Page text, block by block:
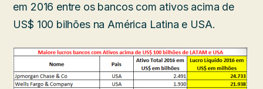
em 2016 entre os bancos com ativos acima de
US$ 100 bilhões na América Latina e USA.